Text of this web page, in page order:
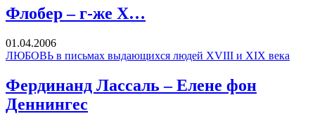
Флобер – г-же Х…
01.04.2006
ЛЮБОВЬ в письмах выдающихся людей XVIII и XIX века
Фердинанд Лассаль – Елене фон
Деннингес